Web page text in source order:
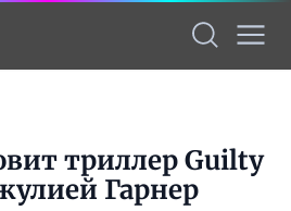
триллер Guilty
Гарнер